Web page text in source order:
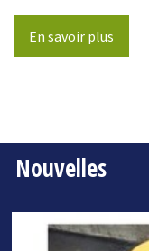
En savoir plus
Nouvelles